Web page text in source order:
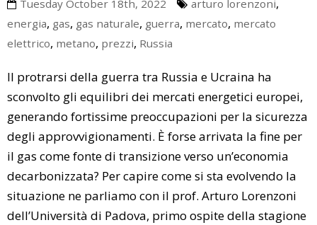
Tuesday October 18th, 2022
arturo lorenzoni,
energia, gas, gas naturale, guerra, mercato, mercato
elettrico, metano, prezzi, Russia
Il protrarsi della guerra tra Russia e Ucraina ha
sconvolto gli equilibri dei mercati energetici europei,
generando fortissime preoccupazioni per la sicurezza
degli approvvigionamenti. È forse arrivata la fine per
il gas come fonte di transizione verso un’economia
decarbonizzata? Per capire come si sta evolvendo la
situazione ne parliamo con il prof. Arturo Lorenzoni
dell’Università di Padova, primo ospite della stagione